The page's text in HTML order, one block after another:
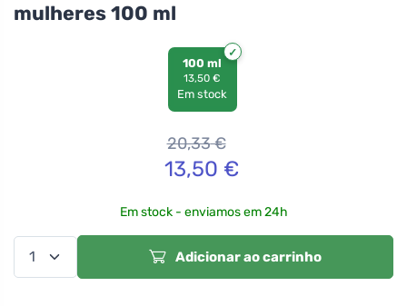
mulheres 100 ml
100 ml
13,50 €
Em stock
20,33€
13,50 €
Em stock - enviamos em 24h
Adicionar ao carrinho